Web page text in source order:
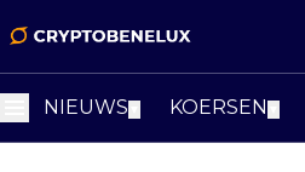
NIEUWS KOERSEN